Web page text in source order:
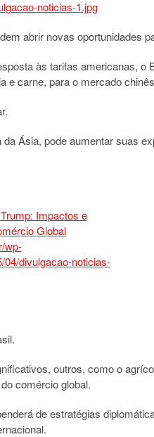
abrir novas oportunidades
às tarifas americanas, o
e carne, para o mercado chinês
Ásia, pode aumentar suas
outros, como o
comércio global.
de estratégias